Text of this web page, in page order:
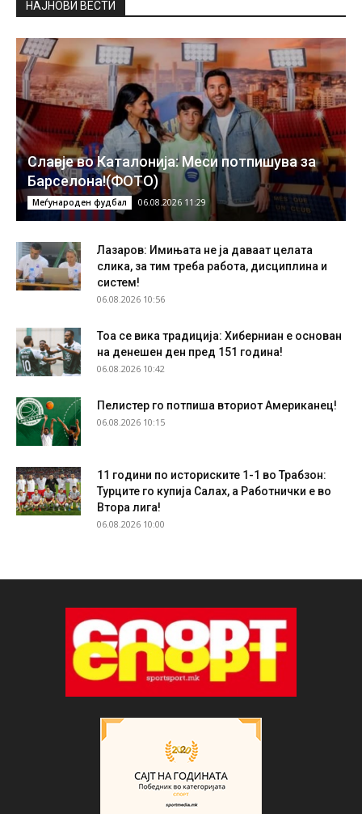
НAЈНОВИ ВЕСТИ
Славје во Каталонија: Меси потпишува за
Барселона!(ФОТО)
Меѓународен фудбал 06.08.2026 11:29
Лазаров: Имињата не ја даваат целата
слика, за тим треба работа, дисциплина и
систем!
06.08.2026 10:56
Тоа се вика традиција: Хиберниан е основан
на денешен ден пред 151 година!
06.08.2026 10:42
Пелистер го потпиша вториот Американец!
06.08.2026 10:15
11 години по историските 1-1 во Трабзон:
Турците го купија Салах, а Работнички е во
Втора лига!
06.08.2026 10:00